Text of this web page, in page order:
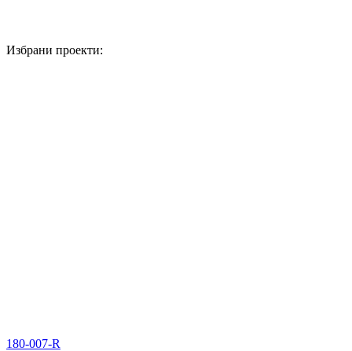
Избрани проекти:
180-007-R